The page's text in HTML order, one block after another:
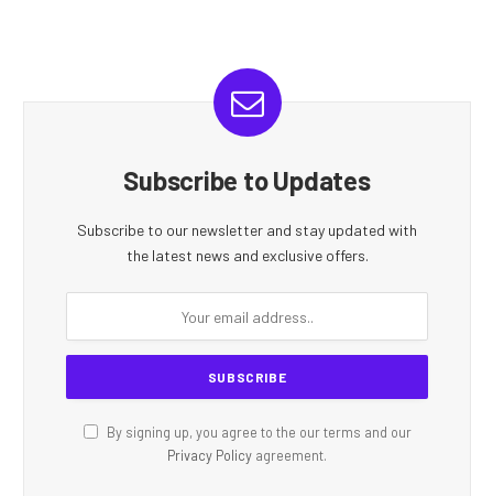
Subscribe to Updates
Subscribe to our newsletter and stay updated with
the latest news and exclusive offers.
By signing up, you agree to the our terms and our
Privacy Policy agreement.